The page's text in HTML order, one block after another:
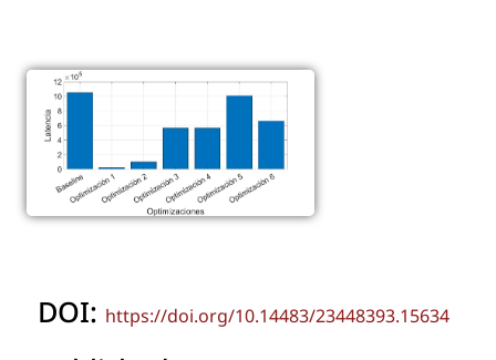
DOI: https://doi.org/10.14483/23448393.15634